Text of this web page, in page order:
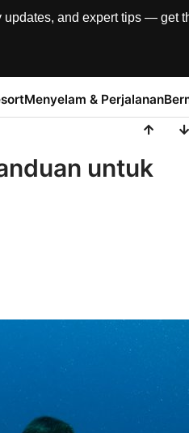
and expert tips — get
Menyelam & Perjalanan
untuk